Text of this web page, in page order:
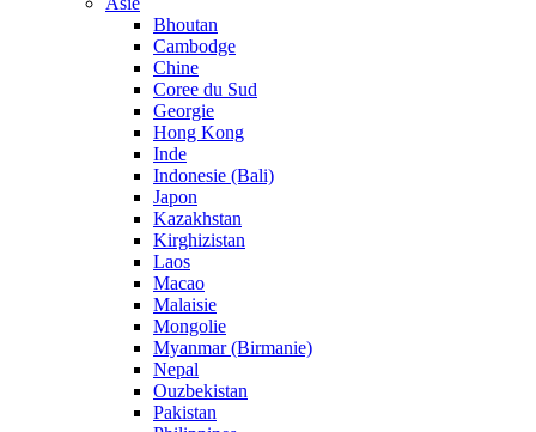
Bhoutan
Cambodge
Chine
Coree du Sud
Georgie
Hong Kong
Inde
Indonesie (Bali)
Japon
Kazakhstan
Kirghizistan
Laos
Macao
Malaisie
Mongolie
Myanmar (Birmanie)
Nepal
Ouzbekistan
Pakistan